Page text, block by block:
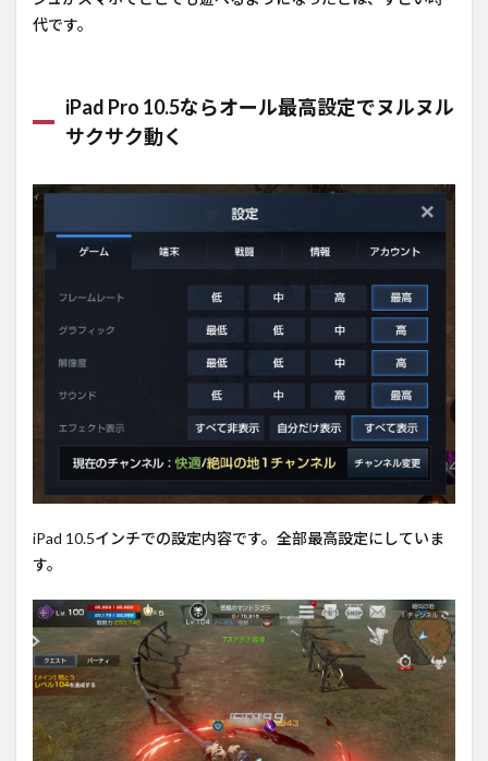
代です。
iPad Pro 10.5ならオール最高設定でヌルヌル
サクサク動く
iPad 10.5インチでの設定内容です。全部最高設定にしていま
す。